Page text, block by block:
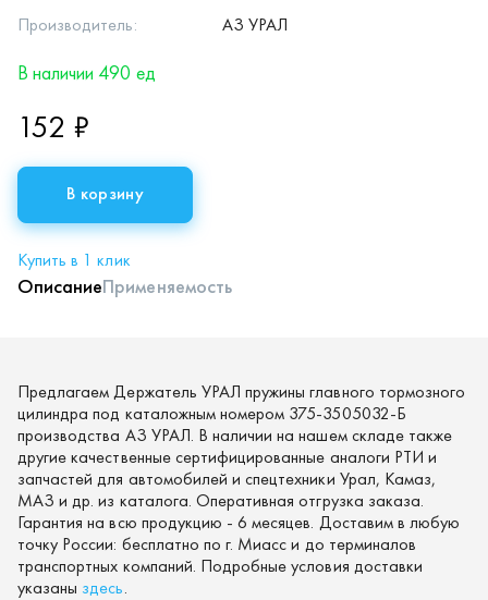
Производитель: АЗ УРАЛ
В наличии 490 ед
152 ₽
В корзину
Купить в 1 клик
ОписаниеПрименяемость
Предлагаем Держатель УРАЛ пружины главного тормозного
цилиндра под каталожным номером 375-3505032-Б
производства АЗ УРАЛ. В наличии на нашем складе также
другие качественные сертифицированные аналоги РТИ и
запчастей для автомобилей и спецтехники Урал, Камаз,
МАЗ и др. из каталога. Оперативная отгрузка заказа.
Гарантия на всю продукцию - 6 месяцев. Доставим в любую
точку России: бесплатно по г. Миасс и до терминалов
транспортных компаний. Подробные условия доставки
указаны здесь.